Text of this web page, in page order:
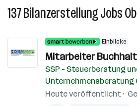
137BilanzerstellungJobs
Einblicke
Mitarbeiter
SSP - Steuerberatung
Unternehmensberatung
Heute veröffentlicht